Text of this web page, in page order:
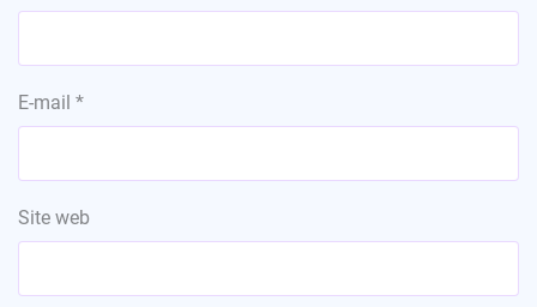
E-mail *
Site web